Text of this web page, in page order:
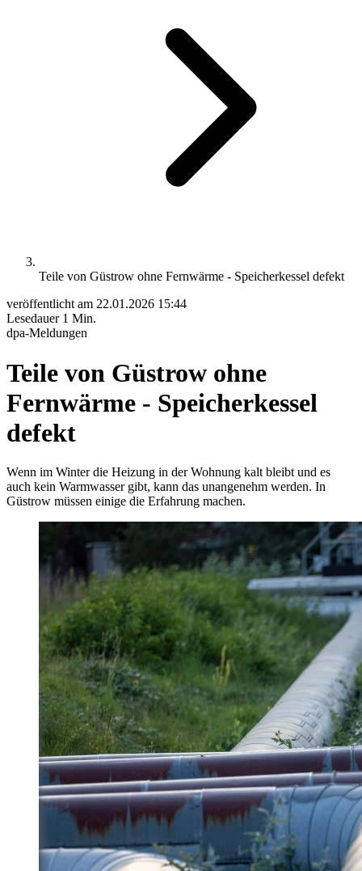
Teile von Güstrow ohne Fernwärme - Speicherkessel defekt
veröffentlicht am 22.01.2026 15:44
Lesedauer 1 Min.
dpa-Meldungen
Teile von Güstrow ohne
Fernwärme - Speicherkessel
defekt
Wenn im Winter die Heizung in der Wohnung kalt bleibt und es
auch kein Warmwasser gibt, kann das unangenehm werden. In
Güstrow müssen einige die Erfahrung machen.